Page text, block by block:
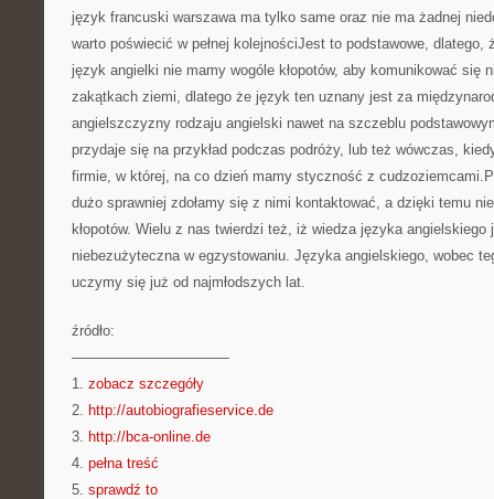
język francuski warszawa ma tylko same oraz nie ma żadnej
warto poświecić w pełnej kolejnościJest to podstawowe,
język angielki nie mamy wogóle kłopotów, aby komunikować się
zakątkach ziemi, dlatego że język ten uznany jest za
angielszczyzny rodzaju angielski nawet na szczeblu
przydaje się na przykład podczas podróży, lub też wówczas,
firmie, w której, na co dzień mamy styczność z
dużo sprawniej zdołamy się z nimi kontaktować, a dzięki temu
kłopotów. Wielu z nas twierdzi też, iż wiedza języka angielskiego
niebezużyteczna w egzystowaniu. Języka angielskiego, wobec
uczymy się już od najmłodszych lat.
źródło:
———————————
1. zobacz szczegóły
2. http://autobiografieservice.de
3. http://bca-online.de
4. pełna treść
5. sprawdź to